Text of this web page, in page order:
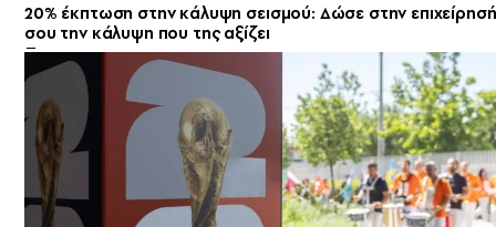
20% έκπτωση στην κάλυψη σεισμού: Δώσε στην επιχείρησή
σου την κάλυψη που της αξίζει